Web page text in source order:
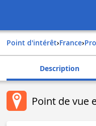
Point d'intérêt› france›
Description
Point de vue